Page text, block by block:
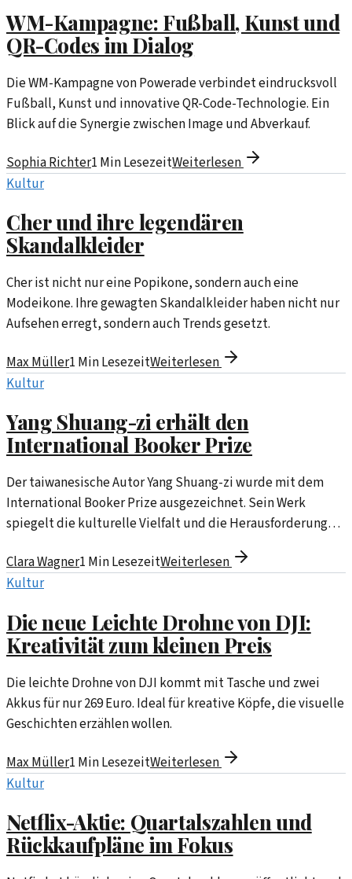
WM-Kampagne: Fußball, Kunst und
QR-Codes im Dialog
Die WM-Kampagne von Powerade verbindet eindrucksvoll
Fußball, Kunst und innovative QR-Code-Technologie. Ein
Blick auf die Synergie zwischen Image und Abverkauf.
Sophia Richter1 Min LesezeitWeiterlesen
Kultur
Cher und ihre legendären
Skandalkleider
Cher ist nicht nur eine Popikone, sondern auch eine
Modeikone. Ihre gewagten Skandalkleider haben nicht nur
Aufsehen erregt, sondern auch Trends gesetzt.
Max Müller1 Min LesezeitWeiterlesen
Kultur
Yang Shuang-zi erhält den
International Booker Prize
Der taiwanesische Autor Yang Shuang-zi wurde mit dem
International Booker Prize ausgezeichnet. Sein Werk
spiegelt die kulturelle Vielfalt und die Herausforderungen
Clara Wagner1 Min LesezeitWeiterlesen
Kultur
Die neue Leichte Drohne von DJI:
Kreativität zum kleinen Preis
Die leichte Drohne von DJI kommt mit Tasche und zwei
Akkus für nur 269 Euro. Ideal für kreative Köpfe, die visuelle
Geschichten erzählen wollen.
Max Müller1 Min LesezeitWeiterlesen
Kultur
Netflix-Aktie: Quartalszahlen und
Rückkaufpläne im Fokus